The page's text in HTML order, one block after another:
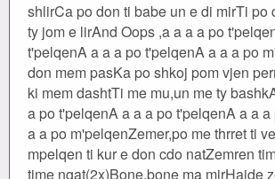
shlirCa po don ti babe un e di mirTi po
ty jom e lirAnd Oops ,a a a a po
t'pelqenA a a a po t'pelqenA a a a po
don mem pasKa po shkoj pom vjen
ki mem dashtTi me mu,un me ty
a po t'pelqenA a a a po t'pelqenA a a
a a po m'pelqenZemer,po me thrret ti
mpelqen ti kur e don cdo natZemren
time ngat(2x)Bone,bone ma mirHajde